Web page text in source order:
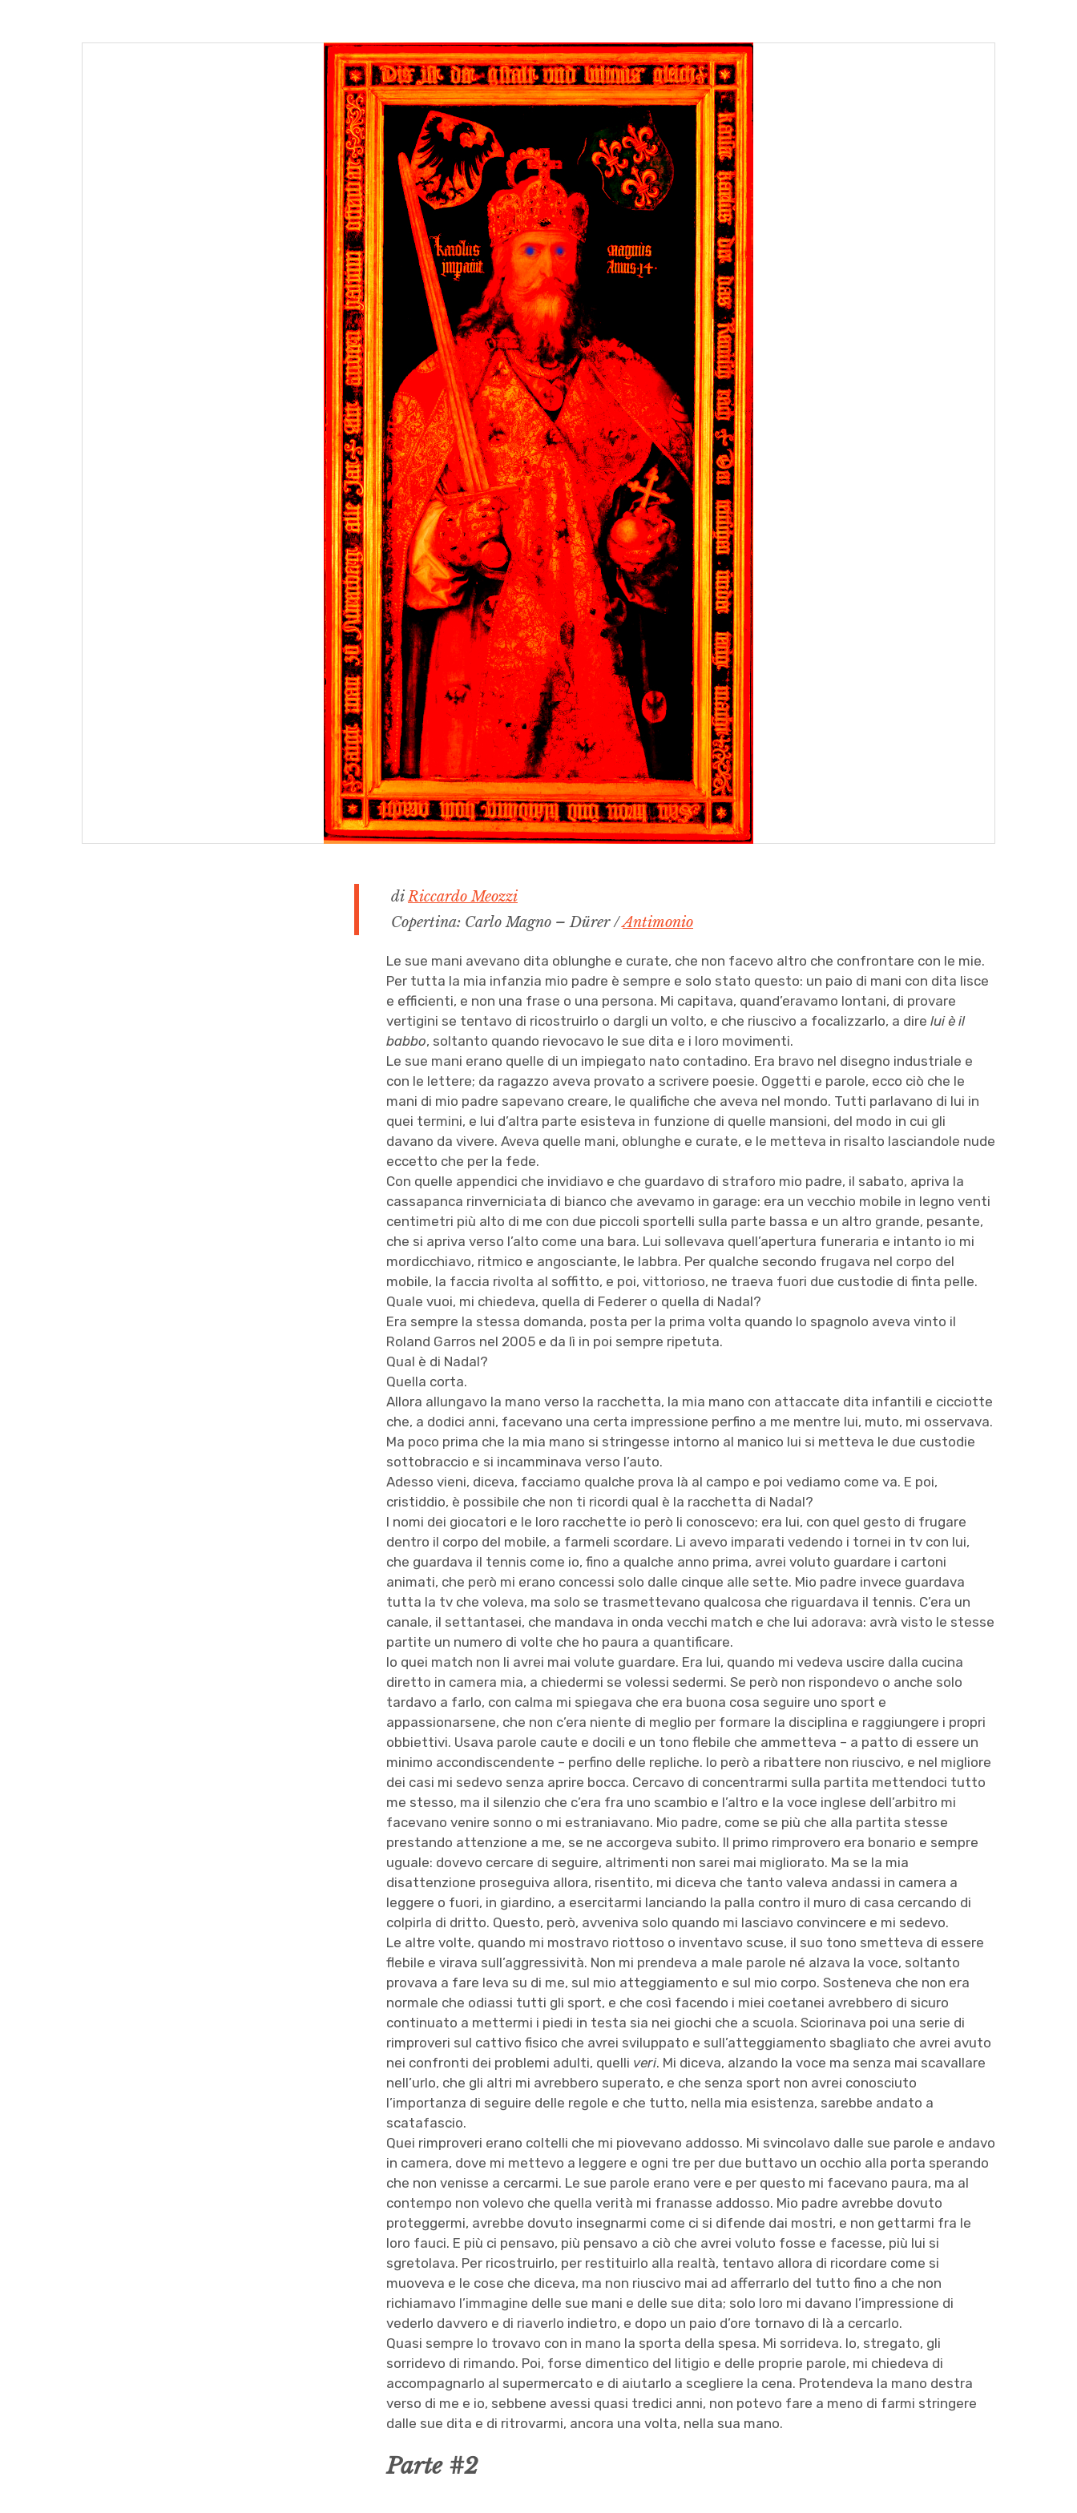
diRiccardo Meozzi
Copertina: Carlo Magno – Dürer /Antimonio
Le sue mani avevano dita oblunghe e curate, che non facevo altro che confrontare con le mie.
Per tutta la mia infanzia mio padre è sempre e solo stato questo: un paio di mani con dita lisce
e efficienti, e non una frase o una persona. Mi capitava, quand’eravamo lontani, di provare
vertigini se tentavo di ricostruirlo o dargli un volto, e che riuscivo a focalizzarlo, a direlui è il
babbo, soltanto quando rievocavo le sue dita e i loro movimenti.
Le sue mani erano quelle di un impiegato nato contadino. Era bravo nel disegno industriale e
con le lettere; da ragazzo aveva provato a scrivere poesie. Oggetti e parole, ecco ciò che le
mani di mio padre sapevano creare, le qualifiche che aveva nel mondo. Tutti parlavano di lui in
quei termini, e lui d’altra parte esisteva in funzione di quelle mansioni, del modo in cui gli
davano da vivere. Aveva quelle mani, oblunghe e curate, e le metteva in risalto lasciandole nude
eccetto che per la fede.
Con quelle appendici che invidiavo e che guardavo di straforo mio padre, il sabato, apriva la
cassapanca rinverniciata di bianco che avevamo in garage: era un vecchio mobile in legno venti
centimetri più alto di me con due piccoli sportelli sulla parte bassa e un altro grande, pesante,
che si apriva verso l’alto come una bara. Lui sollevava quell’apertura funeraria e intanto io mi
mordicchiavo, ritmico e angosciante, le labbra. Per qualche secondo frugava nel corpo del
mobile, la faccia rivolta al soffitto, e poi, vittorioso, ne traeva fuori due custodie di finta pelle.
Quale vuoi, mi chiedeva, quella di Federer o quella di Nadal?
Era sempre la stessa domanda, posta per la prima volta quando lo spagnolo aveva vinto il
Roland Garros nel 2005 e da lì in poi sempre ripetuta.
Qual è di Nadal?
Quella corta.
Allora allungavo la mano verso la racchetta, la mia mano con attaccate dita infantili e cicciotte
che, a dodici anni, facevano una certa impressione perfino a me mentre lui, muto, mi osservava.
Ma poco prima che la mia mano si stringesse intorno al manico lui si metteva le due custodie
sottobraccio e si incamminava verso l’auto.
Adesso vieni, diceva, facciamo qualche prova là al campo e poi vediamo come va. E poi,
cristiddio, è possibile che non ti ricordi qual è la racchetta di Nadal?
I nomi dei giocatori e le loro racchette io però li conoscevo; era lui, con quel gesto di frugare
dentro il corpo del mobile, a farmeli scordare. Li avevo imparati vedendo i tornei in tv con lui,
che guardava il tennis come io, fino a qualche anno prima, avrei voluto guardare i cartoni
animati, che però mi erano concessi solo dalle cinque alle sette. Mio padre invece guardava
tutta la tv che voleva, ma solo se trasmettevano qualcosa che riguardava il tennis. C’era un
canale, il settantasei, che mandava in onda vecchi match e che lui adorava: avrà visto le stesse
partite un numero di volte che ho paura a quantificare.
Io quei match non li avrei mai volute guardare. Era lui, quando mi vedeva uscire dalla cucina
diretto in camera mia, a chiedermi se volessi sedermi. Se però non rispondevo o anche solo
tardavo a farlo, con calma mi spiegava che era buona cosa seguire uno sport e
appassionarsene, che non c’era niente di meglio per formare la disciplina e raggiungere i propri
obbiettivi. Usava parole caute e docili e un tono flebile che ammetteva – a patto di essere un
minimo accondiscendente – perfino delle repliche. Io però a ribattere non riuscivo, e nel migliore
dei casi mi sedevo senza aprire bocca. Cercavo di concentrarmi sulla partita mettendoci tutto
me stesso, ma il silenzio che c’era fra uno scambio e l’altro e la voce inglese dell’arbitro mi
facevano venire sonno o mi estraniavano. Mio padre, come se più che alla partita stesse
prestando attenzione a me, se ne accorgeva subito. Il primo rimprovero era bonario e sempre
uguale: dovevo cercare di seguire, altrimenti non sarei mai migliorato. Ma se la mia
disattenzione proseguiva allora, risentito, mi diceva che tanto valeva andassi in camera a
leggere o fuori, in giardino, a esercitarmi lanciando la palla contro il muro di casa cercando di
colpirla di dritto. Questo, però, avveniva solo quando mi lasciavo convincere e mi sedevo.
Le altre volte, quando mi mostravo riottoso o inventavo scuse, il suo tono smetteva di essere
flebile e virava sull’aggressività. Non mi prendeva a male parole né alzava la voce, soltanto
provava a fare leva su di me, sul mio atteggiamento e sul mio corpo. Sosteneva che non era
normale che odiassi tutti gli sport, e che così facendo i miei coetanei avrebbero di sicuro
continuato a mettermi i piedi in testa sia nei giochi che a scuola. Sciorinava poi una serie di
rimproveri sul cattivo fisico che avrei sviluppato e sull’atteggiamento sbagliato che avrei avuto
nei confronti dei problemi adulti, quelli veri. Mi diceva, alzando la voce ma senza mai scavallare
nell’urlo, che gli altri mi avrebbero superato, e che senza sport non avrei conosciuto
l’importanza di seguire delle regole e che tutto, nella mia esistenza, sarebbe andato a
scatafascio.
Quei rimproveri erano coltelli che mi piovevano addosso. Mi svincolavo dalle sue parole e andavo
in camera, dove mi mettevo a leggere e ogni tre per due buttavo un occhio alla porta sperando
che non venisse a cercarmi. Le sue parole erano vere e per questo mi facevano paura, ma al
contempo non volevo che quella verità mi franasse addosso. Mio padre avrebbe dovuto
proteggermi, avrebbe dovuto insegnarmi come ci si difende dai mostri, e non gettarmi fra le
loro fauci. E più ci pensavo, più pensavo a ciò che avrei voluto fosse e facesse, più lui si
sgretolava. Per ricostruirlo, per restituirlo alla realtà, tentavo allora di ricordare come si
muoveva e le cose che diceva, ma non riuscivo mai ad afferrarlo del tutto fino a che non
richiamavo l’immagine delle sue mani e delle sue dita; solo loro mi davano l’impressione di
vederlo davvero e di riaverlo indietro, e dopo un paio d’ore tornavo di là a cercarlo.
Quasi sempre lo trovavo con in mano la sporta della spesa. Mi sorrideva. Io, stregato, gli
sorridevo di rimando. Poi, forse dimentico del litigio e delle proprie parole, mi chiedeva di
accompagnarlo al supermercato e di aiutarlo a scegliere la cena. Protendeva la mano destra
verso di me e io, sebbene avessi quasi tredici anni, non potevo fare a meno di farmi stringere
dalle sue dita e di ritrovarmi, ancora una volta, nella sua mano.
Parte #2